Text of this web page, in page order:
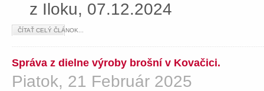
z Iloku, 07.12.2024
ČÍTAŤ CELÝ ČLÁNOK...
Správa z dielne výroby brošní v Kovačici.
Piatok, 21 Február 2025